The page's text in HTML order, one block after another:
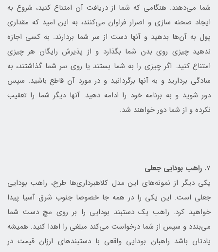
شما می‌دهند. هنگامی که شما از دریافت آن امتناع کنید، شروع به
ایجاد صحنه سازی و اصرار فراوان می‌کنند، به این امید که مقداری
پول به آن‌ها بدهید و آنها دست از سر شما بردارند. به کسی اجازه
ندهید چیزی روی بدن شما بگذارد و از پذیرش رایگان هر چیزی
امتناع کنید. اگر چیزی را به شما بستند یا روی سر شما گذاشتند، به
سادگی بردارید و به آنها برگردانید و در مورد آن قاطع باشید. سپس
دور شوید و به برنامه خود را ادامه دهید. آنها دیگر شما را تعقیب
نکرده و از شما دور خواهند شد.
7. راهب بودایی جعلی
یکی دیگر از نمونه‌های این مدل کلاهبرداری‌ها طرح، راهب بودایی
جعلی است. این یکی را در همه جا خصوصا جنوب شرق آسیا پیدا
خواهید کرد. راهب یک دستبند بودایی را بر روی مچ دست شما
می‌بندد و سپس از شما درخواست می‌کند مبلغی را اهدا کنید. همیشه
یادتان باشد راهبان بودایی واقعی با دستبندهای ارزان قیمت در